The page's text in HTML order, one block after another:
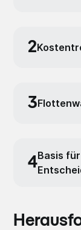
2
3
4Basis